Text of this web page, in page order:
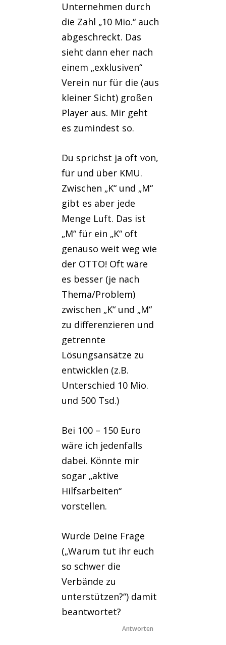
Unternehmen durch
die Zahl „10 Mio.“ auch
abgeschreckt. Das
sieht dann eher nach
einem „exklusiven“
Verein nur für die (aus
kleiner Sicht) großen
Player aus. Mir geht
es zumindest so.
Du sprichst ja oft von,
für und über KMU.
Zwischen „K“ und „M“
gibt es aber jede
Menge Luft. Das ist
„M“ für ein „K“ oft
genauso weit weg wie
der OTTO! Oft wäre
es besser (je nach
Thema/Problem)
zwischen „K“ und „M“
zu differenzieren und
getrennte
Lösungsansätze zu
entwicklen (z.B.
Unterschied 10 Mio.
und 500 Tsd.)
Bei 100 – 150 Euro
wäre ich jedenfalls
dabei. Könnte mir
sogar „aktive
Hilfsarbeiten“
vorstellen.
Wurde Deine Frage
(„Warum tut ihr euch
so schwer die
Verbände zu
unterstützen?“) damit
beantwortet?
Antworten